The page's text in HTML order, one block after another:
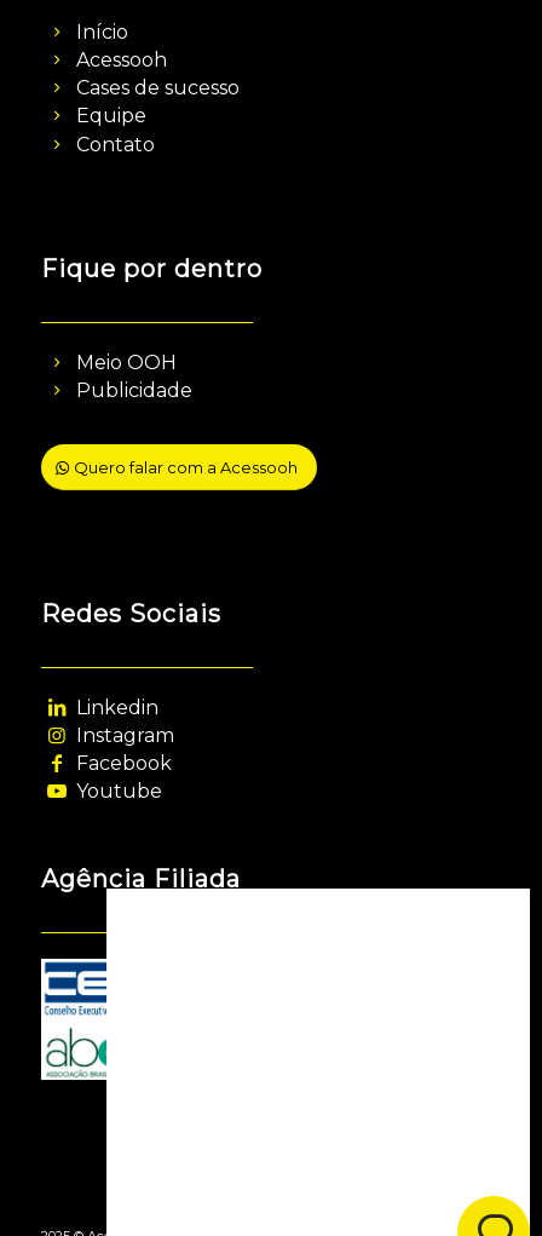
Início
Acessooh
Cases de sucesso
Equipe
Contato
Fique por dentro
Meio OOH
Publicidade
Quero falar com a Acessooh
Redes Sociais
Linkedin
Instagram
Facebook
Youtube
Agência Filiada